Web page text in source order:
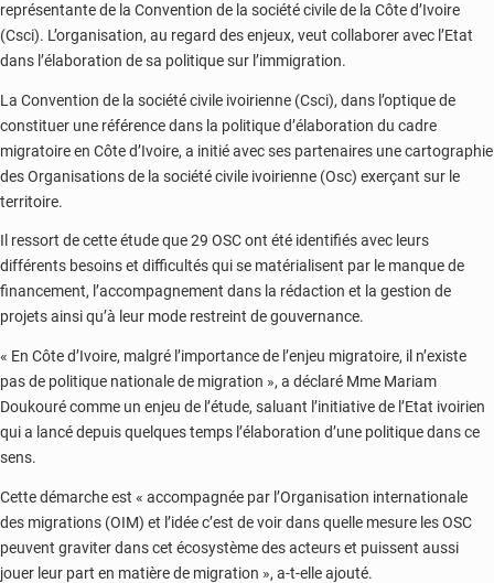
représentante de la Convention de la société civile de la Côte d’Ivoire
(Csci). L’organisation, au regard des enjeux, veut collaborer avec l’Etat
dans l’élaboration de sa politique sur l’immigration.
La Convention de la société civile ivoirienne (Csci), dans l’optique de
constituer une référence dans la politique d’élaboration du cadre
migratoire en Côte d’Ivoire, a initié avec ses partenaires une cartographie
des Organisations de la société civile ivoirienne (Osc) exerçant sur le
territoire.
Il ressort de cette étude que 29 OSC ont été identifiés avec leurs
différents besoins et difficultés qui se matérialisent par le manque de
financement, l’accompagnement dans la rédaction et la gestion de
projets ainsi qu’à leur mode restreint de gouvernance.
« En Côte d’Ivoire, malgré l’importance de l’enjeu migratoire, il n’existe
pas de politique nationale de migration », a déclaré Mme Mariam
Doukouré comme un enjeu de l’étude, saluant l’initiative de l’Etat ivoirien
qui a lancé depuis quelques temps l’élaboration d’une politique dans ce
sens.
Cette démarche est « accompagnée par l’Organisation internationale
des migrations (OIM) et l’idée c’est de voir dans quelle mesure les OSC
peuvent graviter dans cet écosystème des acteurs et puissent aussi
jouer leur part en matière de migration », a-t-elle ajouté.